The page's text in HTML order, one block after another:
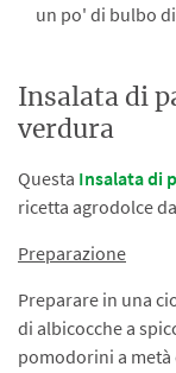
un po' di bulbo
Insalata di
verdura
Questa Insalata di
ricetta agrodolce
Preparazione
Preparare in una
di albicocche a
pomodorini a metà